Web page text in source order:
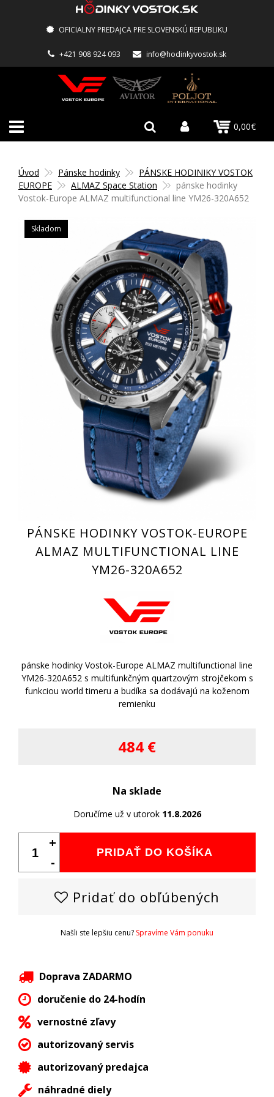
OFICIALNY PREDAJCA PRE SLOVENSKÚ REPUBLIKU
+421 908 924 093 info@hodinkyvostok.sk
0,00€
Úvod Pánske hodinky
PÁNSKE HODINIKY VOSTOK
EUROPE
ALMAZ Space Station
pánske hodinky
Vostok-Europe ALMAZ multifunctional line YM26-320A652
Skladom
PÁNSKE HODINKY VOSTOK-EUROPE
ALMAZ MULTIFUNCTIONAL LINE
YM26-320A652
pánske hodinky Vostok-Europe ALMAZ multifunctional line
YM26-320A652 s multifunkčným quartzovým strojčekom s
funkciou world timeru a budíka sa dodávajú na koženom
remienku
484 €
Na sklade
Doručíme už v utorok 11.8.2026
PRIDAŤ DO KOŠÍKA
+
-
Pridať do obľúbených
Našli ste lepšiu cenu? Spravíme Vám ponuku
Doprava ZADARMO
doručenie do 24-hodín
vernostné zľavy
autorizovaný servis
autorizovaný predajca
náhradné diely